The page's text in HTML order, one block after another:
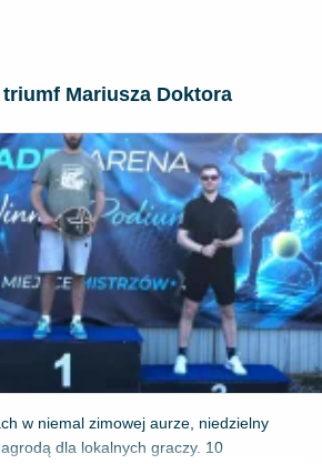
triumf Mariusza Doktora
w niemal zimowej aurze, niedzielny
dla lokalnych graczy. 10